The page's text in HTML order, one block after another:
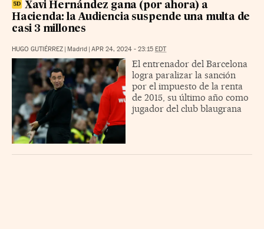
Xavi Hernández gana (por ahora) a
Hacienda: la Audiencia suspende una multa de
casi 3 millones
HUGO GUTIÉRREZ Madrid APR 24, 2024 - 23:15 EDT
El entrenador del Barcelona
logra paralizar la sanción
por el impuesto de la renta
de 2015, su último año como
jugador del club blaugrana